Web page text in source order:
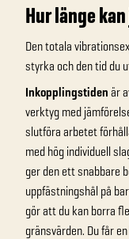
Hur länge
Den totala
styrka och den tid du
Inkopplingstidenär
verktyg med
slutföra arbetet
med hög individuell
ger den ett snabbare
uppfästningshål på
gör att du kan borra
gränsvärden. Du får